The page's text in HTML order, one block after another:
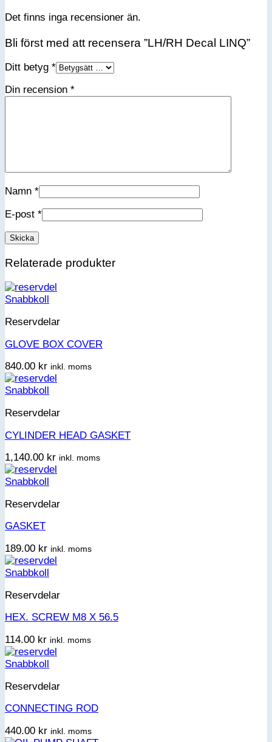
Det finns inga recensioner än.
Bli först med att recensera ”LH/RH Decal LINQ”
Ditt betyg *
Din recension *
Namn *
E-post *
Relaterade produkter
Snabbkoll
Reservdelar
GLOVE BOX COVER
840.00 kr inkl. moms
Snabbkoll
Reservdelar
CYLINDER HEAD GASKET
1,140.00 kr inkl. moms
Snabbkoll
Reservdelar
GASKET
189.00 kr inkl. moms
Snabbkoll
Reservdelar
HEX. SCREW M8 X 56.5
114.00 kr inkl. moms
Snabbkoll
Reservdelar
CONNECTING ROD
440.00 kr inkl. moms